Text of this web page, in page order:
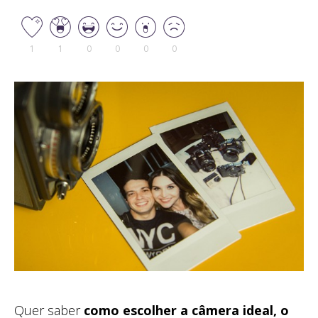
1 1 0 0 0 0
Quer saber como escolher a câmera ideal, o